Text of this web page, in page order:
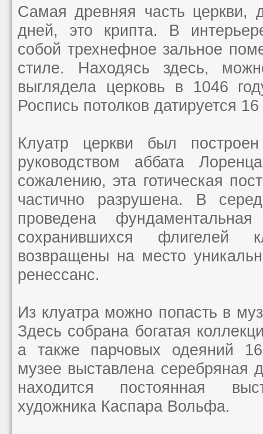
Самая древняя часть
дней, это крипта. В
собой трехнефное зальное
стиле. Находясь здесь,
выглядела церковь в 1046
Роспись потолков датируется
Клуатр церкви был
руководством аббата
сожалению, эта готическая
частично разрушена. В
проведена
сохранившихся флигелей
возвращены на место
ренессанс.
Из клуатра можно попасть в
Здесь собрана богатая
а также парчовых одеяний
музее выставлена серебряная
находится постоянная
художника Каспара Вольфа.